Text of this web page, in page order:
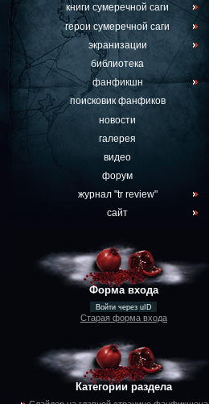
книги сумеречной саги
герои сумеречной саги
экранизации
библиотека
фанфикшн
поисковик фанфиков
новости
галерея
видео
форум
журнал "tr review"
сайт
Форма входа
Войти через uID
Старая форма входа
Категории раздела